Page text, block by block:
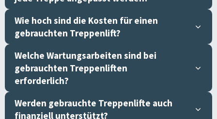
Wie hoch sind die Kosten für einen
gebrauchten Treppenlift?
Welche Wartungsarbeiten sind bei
gebrauchten Treppenliften
erforderlich?
Werden gebrauchte Treppenlifte auch
finanziell unterstützt?